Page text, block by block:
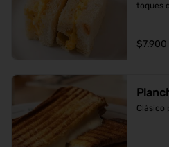
toques
$7.900
Clásico